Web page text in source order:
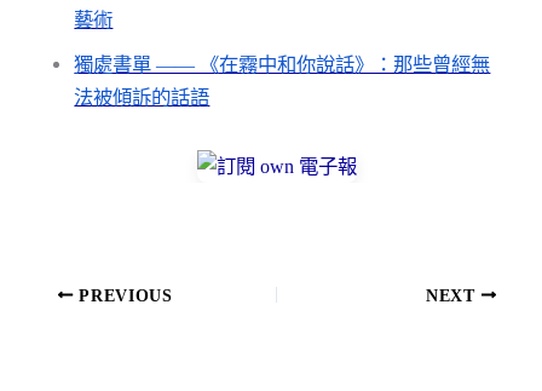
藝術
獨處書單 —— 《在霧中和你說話》：那些曾經無
法被傾訴的話語
PREVIOUS NEXT